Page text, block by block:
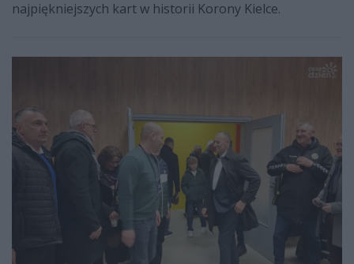
najpiękniejszych kart w historii Korony Kielce.